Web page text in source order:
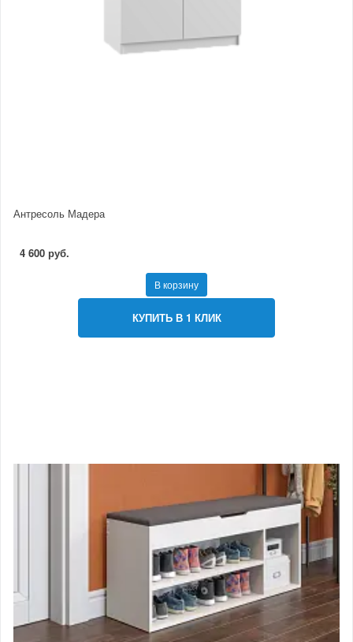
Антресоль Мадера
4 600 руб.
В корзину
КУПИТЬ В 1 КЛИК